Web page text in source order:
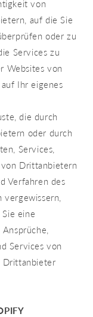
von
auf die Sie
oder zu
Services zu
Websites von
Ihr eigenes
die durch
oder durch
Services,
Drittanbietern
Verfahren des
eine
Services von
Drittanbieter